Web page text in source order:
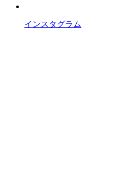
インスタグラム